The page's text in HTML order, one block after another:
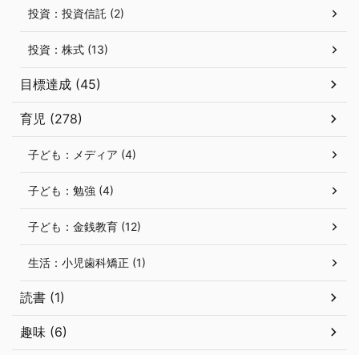
投資：投資信託 (2)
投資：株式 (13)
目標達成 (45)
育児 (278)
子ども：メディア (4)
子ども：勉強 (4)
子ども：金銭教育 (12)
生活：小児歯科矯正 (1)
読書 (1)
趣味 (6)